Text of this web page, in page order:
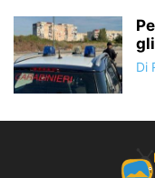
Di